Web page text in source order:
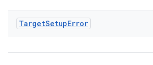
TargetSetupError